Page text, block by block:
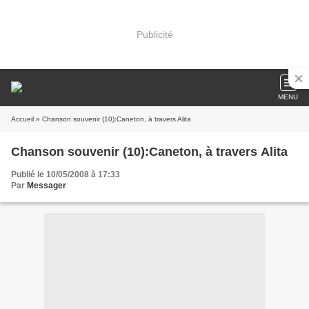
Publicité
MENU
Accueil » Chanson souvenir (10):Caneton, à travers Alita
Chanson souvenir (10):Caneton, à travers Alita
Publié le 10/05/2008 à 17:33
Par Messager